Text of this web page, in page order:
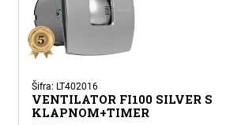
Šifra: LT402016
VENTILATOR FI100 SILVER S
KLAPNOM+TIMER